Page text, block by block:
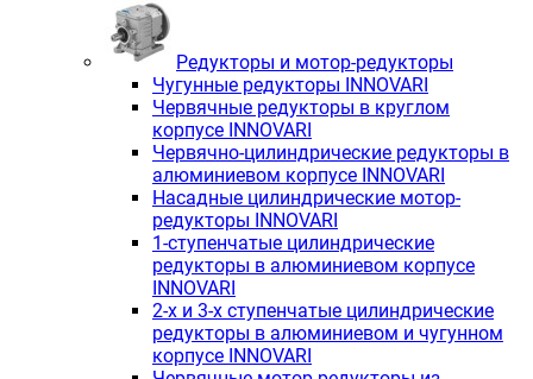
Редукторы и мотор-редукторы
Чугунные редукторы INNOVARI
Червячные редукторы в круглом
корпусе INNOVARI
Червячно-цилиндрические редукторы в
алюминиевом корпусе INNOVARI
Насадные цилиндрические мотор-
редукторы INNOVARI
1-ступенчатые цилиндрические
редукторы в алюминиевом корпусе
INNOVARI
2-х и 3-х ступенчатые цилиндрические
редукторы в алюминиевом и чугунном
корпусе INNOVARI